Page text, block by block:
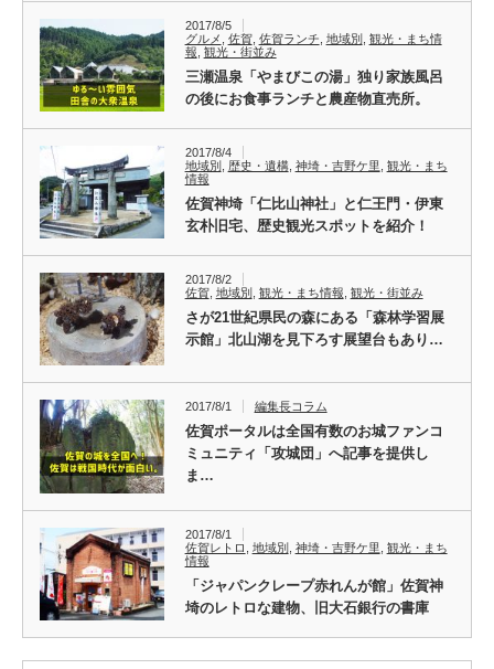
2017/8/5
グルメ
佐賀, 佐賀ランチ 地域別 観光・まち情
報 観光・街並み
三瀬温泉「やまびこの湯」独り家族風呂
の後にお食事ランチと農産物直売所。
2017/8/4
地域別
歴史・遺構, 神埼・吉野ケ里 観光・まち
情報
佐賀神埼「仁比山神社」と仁王門・伊東
玄朴旧宅、歴史観光スポットを紹介！
2017/8/2
佐賀, 地域別 観光・まち情報 観光・街並み
さが21世紀県民の森にある「森林学習展
示館」北山湖を見下ろす展望台もあり…
2017/8/1 編集長コラム
佐賀ポータルは全国有数のお城ファンコ
ミュニティ「攻城団」へ記事を提供し
ま…
2017/8/1
佐賀レトロ
地域別 神埼・吉野ケ里 観光・まち
情報
「ジャパンクレープ赤れんが館」佐賀神
埼のレトロな建物、旧大石銀行の書庫